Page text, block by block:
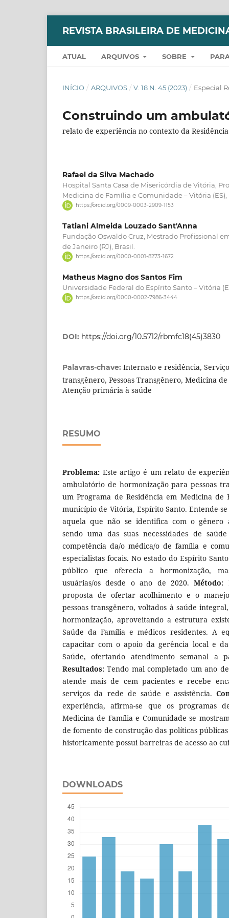
REVISTA BRASILEIRA DE
ATUAL ARQUIVOS SOBRE
INÍCIO / ARQUIVOS / V. 18 N. 45 (2023) / Especial
Construindo um
relato de experiência no contexto da
Rafael da Silva Machado
Hospital Santa Casa de Misericórdia de Vitória,
Medicina de Família e Comunidade – Vitória (ES),
https://orcid.org/0009-0003-2909-1153
Tatiani Almeida Louzado Sant'Anna
Fundação Oswaldo Cruz, Mestrado Profissional
de Janeiro (RJ), Brasil.
https://orcid.org/0000-0001-8273-1672
Matheus Magno dos Santos Fim
Universidade Federal do Espírito Santo – Vitória
https://orcid.org/0000-0002-7986-3444
DOI: https://doi.org/10.5712/rbmfc18(45)3830
Palavras-chave: Internato e residência,
transgênero, Pessoas Transgênero, Medicina
Atenção primária à saúde
RESUMO
Problema: Este artigo é um relato de
ambulatório de hormonização para pessoas
um Programa de Residência em Medicina de
município de Vitória, Espírito Santo. Entende-
aquela que não se identifica com o gênero
sendo uma das suas necessidades de
competência da/o médica/o de família e
especialistas focais. No estado do Espírito
público que oferecia a hormonização,
usuárias/os desde o ano de 2020.Método:
proposta de ofertar acolhimento e o
pessoas transgênero, voltados à saúde
hormonização, aproveitando a estrutura
Saúde da Família e médicos residentes. A
capacitar com o apoio da gerência local e
Saúde, ofertando atendimento semanal a
Resultados: Tendo mal completado um ano
atende mais de cem pacientes e recebe
serviços da rede de saúde e assistência.
experiência, afirma-se que os programas
Medicina de Família e Comunidade se
de fomento de construção das políticas
historicamente possui barreiras de acesso ao
DOWNLOADS